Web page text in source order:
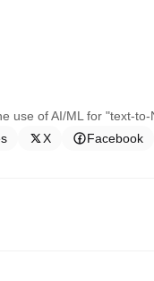
use of AI/ML for "text-
X Facebook